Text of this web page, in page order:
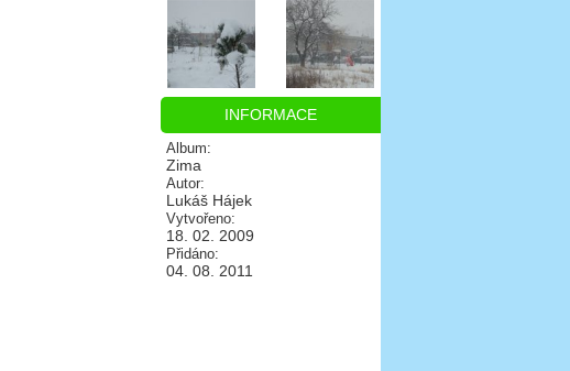
INFORMACE
Album:
Zima
Autor:
Lukáš Hájek
Vytvořeno:
18. 02. 2009
Přidáno:
04. 08. 2011